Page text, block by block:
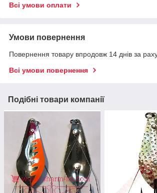
Всі умови оплати
Умови повернення
Повернення товару впродовж 14 днів за
Всі умови повернення
Подібні товари компанії